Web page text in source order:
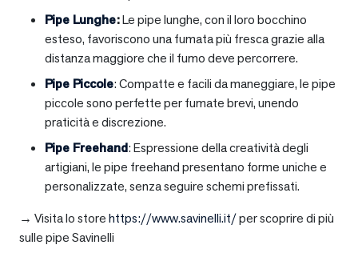
Pipe Lunghe:Le pipe lunghe, con il loro bocchino
esteso, favoriscono una fumata più fresca grazie alla
distanza maggiore che il fumo deve percorrere.
Pipe Piccole: Compatte e facili da maneggiare, le pipe
piccole sono perfette per fumate brevi, unendo
praticità e discrezione.
Pipe Freehand: Espressione della creatività degli
artigiani, le pipe freehand presentano forme uniche e
personalizzate, senza seguire schemi prefissati.
→ Visita lo storehttps://www.savinelli.it/per scoprire di più
sulle pipe Savinelli